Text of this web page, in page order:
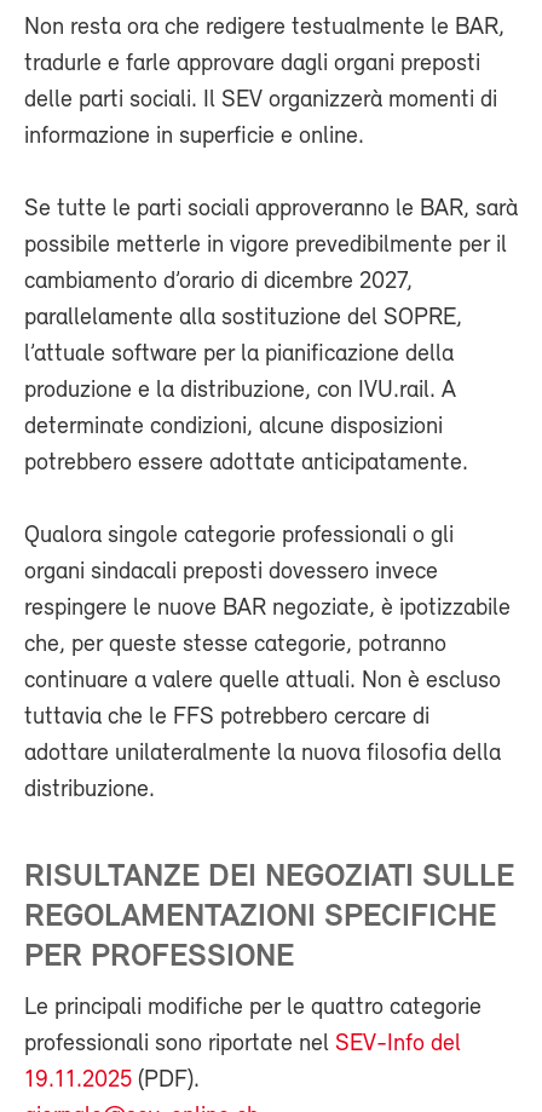
Non resta ora che redigere testualmente le BAR,
tradurle e farle approvare dagli organi preposti
delle parti sociali. Il SEV organizzerà momenti di
informazione in superficie e online.
Se tutte le parti sociali approveranno le BAR, sarà
possibile metterle in vigore prevedibilmente per il
cambiamento d’orario di dicembre 2027,
parallelamente alla sostituzione del SOPRE,
l’attuale software per la pianificazione della
produzione e la distribuzione, con IVU.rail. A
determinate condizioni, alcune disposizioni
potrebbero essere adottate anticipatamente.
Qualora singole categorie professionali o gli
organi sindacali preposti dovessero invece
respingere le nuove BAR negoziate, è ipotizzabile
che, per queste stesse categorie, potranno
continuare a valere quelle attuali. Non è escluso
tuttavia che le FFS potrebbero cercare di
adottare unilateralmente la nuova filosofia della
distribuzione.
RISULTANZE DEI NEGOZIATI SULLE
REGOLAMENTAZIONI SPECIFICHE
PER PROFESSIONE
Le principali modifiche per le quattro categorie
professionali sono riportate nel SEV-Info del
19.11.2025 (PDF).